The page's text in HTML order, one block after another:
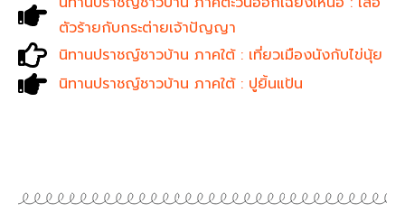
ตัวร้ายกับกระต่ายเจ้าปัญญา
นิทานปราชญ์ชาวบ้าน ภาคใต้ : เที่ยวเมืองนังกับไข่นุ้ย
นิทานปราชญ์ชาวบ้าน ภาคใต้ : ปูยิ้นแป้น